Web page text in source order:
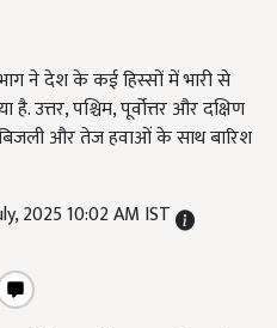
ने देश के कई हिस्सों में भारी से
उत्तर, पश्चिम, पूर्वोत्तर और दक्षिण
और तेज हवाओं के साथ बारिश
2025 10:02 AM IST